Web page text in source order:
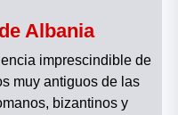
Albania
imprescindible de
muy antiguos de las
bizantinos y